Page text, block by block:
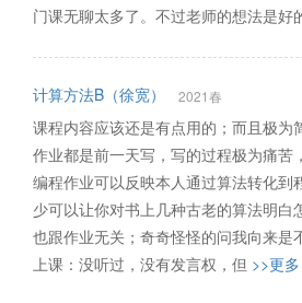
门课无聊太多了。不过老师的想法是好
计算方法B（徐宽） 2021春
课程内容应该还是有点用的；而且极为
作业都是前一天写，写的过程极为痛苦
编程作业可以反映本人通过算法转化到
少可以让你对书上几种古老的算法明白
也跟作业无关；奇奇怪怪的问我向来是
上课：没听过，没有发言权，但 >>更多